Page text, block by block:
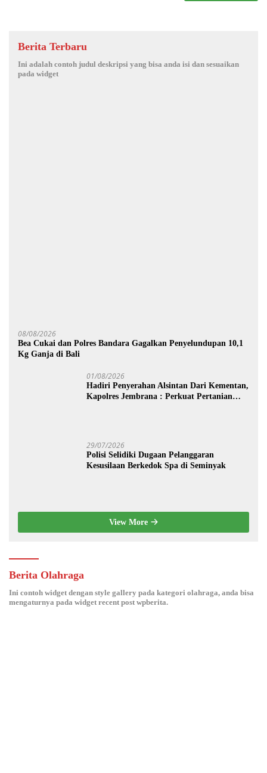
Berita Terbaru
Ini adalah contoh judul deskripsi yang bisa anda isi dan sesuaikan
pada widget
08/08/2026
Bea Cukai dan Polres Bandara Gagalkan Penyelundupan 10,1
Kg Ganja di Bali
01/08/2026
Hadiri Penyerahan Alsintan Dari Kementan,
Kapolres Jembrana : Perkuat Pertanian
29/07/2026
Polisi Selidiki Dugaan Pelanggaran
Kesusilaan Berkedok Spa di Seminyak
View More
Berita Olahraga
Ini contoh widget dengan style gallery pada kategori olahraga, anda bisa
mengaturnya pada widget recent post wpberita.